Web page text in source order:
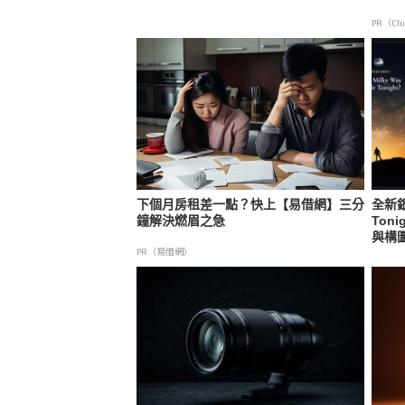
PR（
下個月房租差一點？快上【易借網】三分
鐘解決燃眉之急
PR（易借網）
全新
與構